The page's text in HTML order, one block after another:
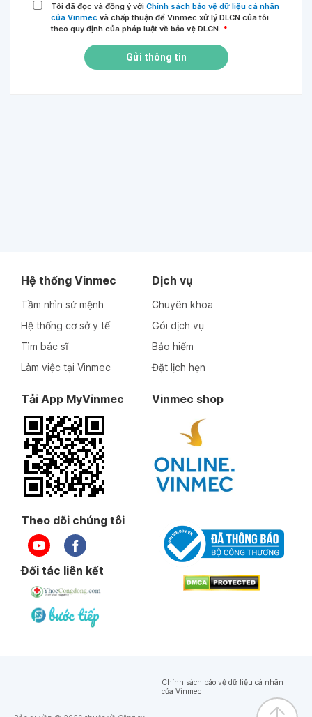
Tôi đã đọc và đồng ý với Chính sách bảo vệ dữ liệu cá nhân
của Vinmec và chấp thuận để Vinmec xử lý DLCN của tôi
theo quy định của pháp luật về bảo vệ DLCN. *
Gửi thông tin
Hệ thống Vinmec
Tầm nhìn sứ mệnh
Hệ thống cơ sở y tế
Tìm bác sĩ
Làm việc tại Vinmec
Dịch vụ
Chuyên khoa
Gói dịch vụ
Bảo hiểm
Đặt lịch hẹn
Tải App MyVinmec Vinmec shop
Theo dõi chúng tôi
Đối tác liên kết
Chính sách bảo vệ dữ liệu cá nhân
của Vinmec